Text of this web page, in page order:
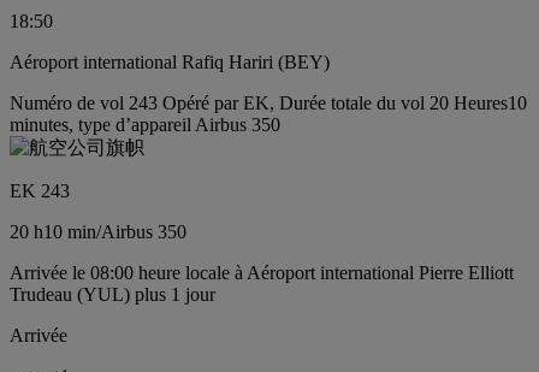
18:50
Aéroport international Rafiq Hariri (BEY)
Numéro de vol 243 Opéré par EK, Durée totale du vol 20 Heures10
minutes, type d’appareil Airbus 350
EK 243
20 h10 min/Airbus 350
Arrivée le 08:00 heure locale à Aéroport international Pierre Elliott
Trudeau (YUL) plus 1 jour
Arrivée